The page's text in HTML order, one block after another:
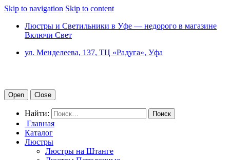
Skip to navigation Skip to content
Люстры и Светильники в Уфе — недорого в магазине
Включи Свет
ул. Менделеева, 137, ТЦ «Радуга», Уфа
Open Close
Найти:
Главная
Каталог
Люстры
Люстры на Штанге